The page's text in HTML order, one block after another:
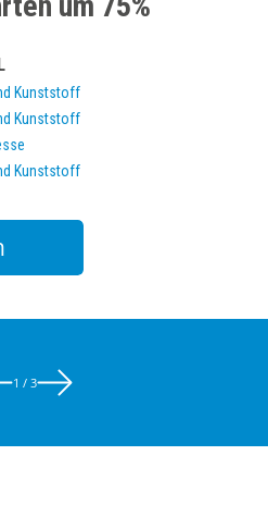
Kunststoff
Kunststoff
Kunststoff
1 / 3